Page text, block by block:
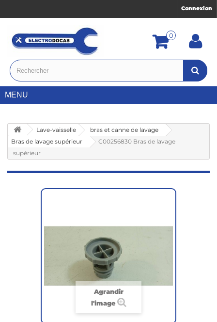
Connexion
0
MENU
Lave-vaisselle
bras et canne de lavage
Bras de lavage supérieur
C00256830 Bras de lavage
supérieur
Agrandir
l'image